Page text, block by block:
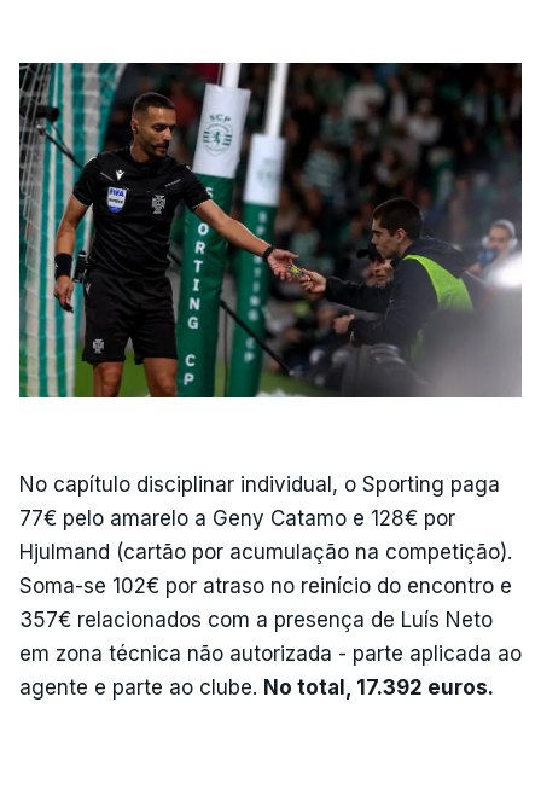
No capítulo disciplinar individual, o Sporting paga
77€ pelo amarelo a Geny Catamo e 128€ por
Hjulmand (cartão por acumulação na competição).
Soma-se 102€ por atraso no reinício do encontro e
357€ relacionados com a presença de Luís Neto
em zona técnica não autorizada - parte aplicada ao
agente e parte ao clube. No total, 17.392 euros.